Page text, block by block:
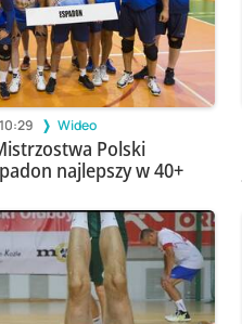
Wideo
Polski
najlepszy w 40+